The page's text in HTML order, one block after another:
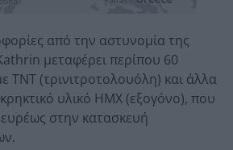
από την αστυνομία της
μεταφέρει περίπου 60
TNT (τρινιτροτολουόλη) και άλλα
υλικό HMX (εξογόνο), που
στην κατασκευή